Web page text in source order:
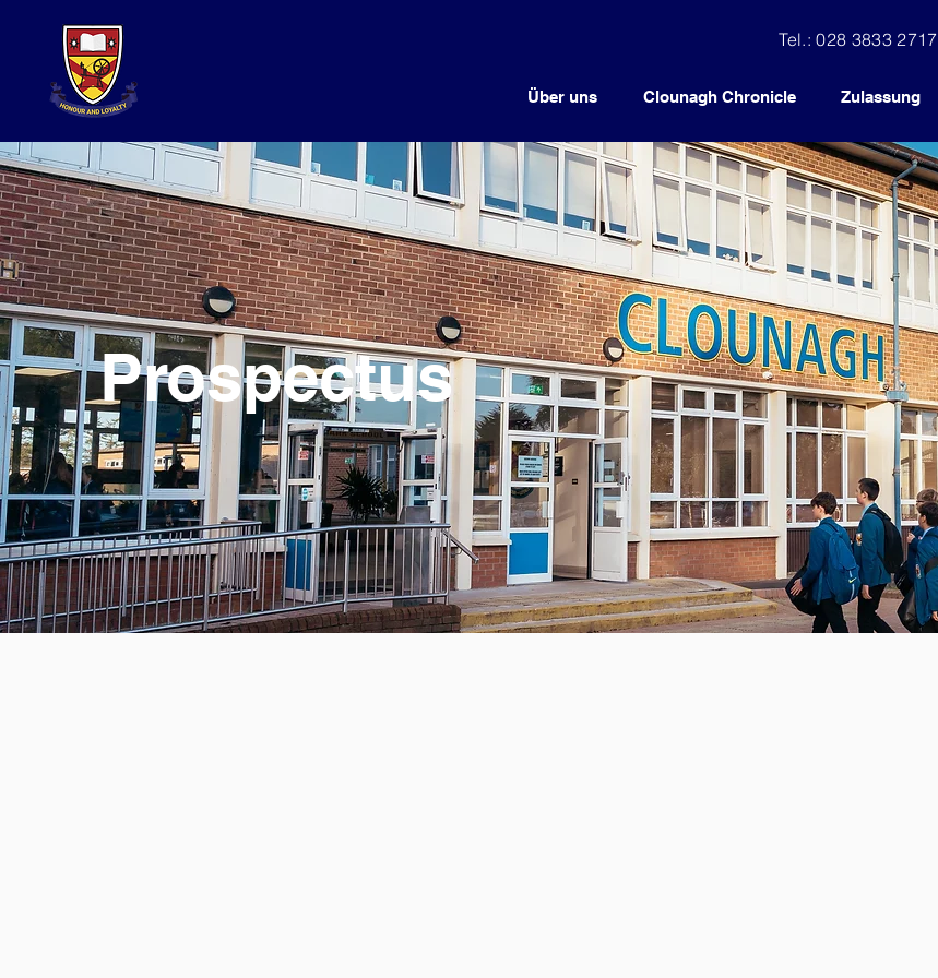
Tel.: 028 3833 2717
Über uns Clounagh Chronicle Zulassung
Prospectus